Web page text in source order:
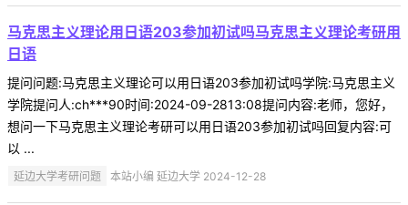
马克思主义理论用日语203参加初试吗马克思主义理论考研用
日语
提问问题:马克思主义理论可以用日语203参加初试吗学院:马克思主义
学院提问人:ch***90时间:2024-09-2813:08提问内容:老师，您好，
想问一下马克思主义理论考研可以用日语203参加初试吗回复内容:可
以 ...
延边大学考研问题 本站小编 延边大学 2024-12-28